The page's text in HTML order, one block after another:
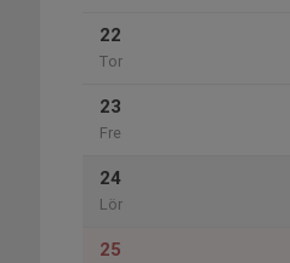
22
Tor
23
Fre
24
Lör
25